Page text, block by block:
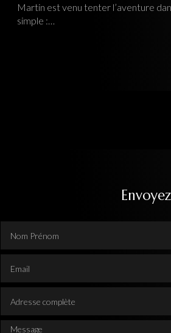
Martin est venu tenter l’aventure
simple :…
Message